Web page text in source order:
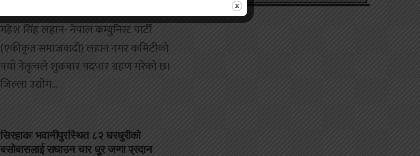
महेश सिंह लहान- नेपाल कम्युनिस्ट पार्टी
(एकीकृत समाजवादी) लहान नगर कमिटीको
नयाँ नेतृत्वले शुक्रबार पदभार ग्रहण गरेको छ।
जिल्ला उद्योग...
सिरहाका भवानीपुरस्थित ८२ घरधुरीको
बसोबासलाई सघाउन चार धुर जग्गा प्रदान